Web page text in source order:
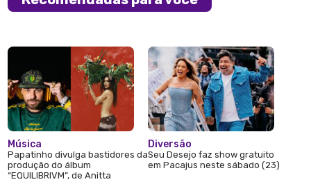
Música
Papatinho divulga bastidores da
produção do álbum
“EQUILIBRIVM”, de Anitta
Diversão
Seu Desejo faz show gratuito
em Pacajus neste sábado (23)